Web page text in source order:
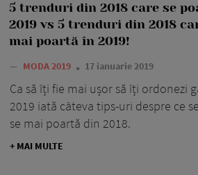
5 trenduri din 2018 care se
2019 vs 5 trenduri din 2018
mai poartă în 2019!
— MODA 2019 17 ianuarie 2019
Ca să îți fie mai ușor să îți ordonezi
2019 iată câteva tips-uri despre ce
se mai poartă din 2018.
+ MAI MULTE